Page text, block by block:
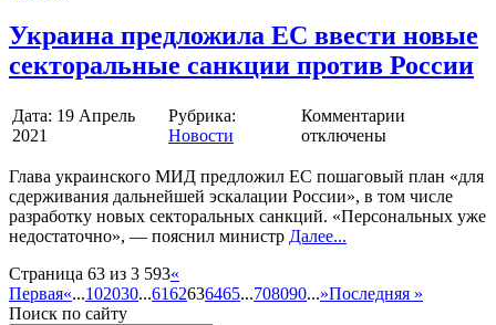
Украина предложила ЕС ввести новые
секторальные санкции против России
Дата: 19 Апрель
2021
Рубрика:
Новости
Комментарии
отключены
Глава украинского МИД предложил ЕС пошаговый план «для
сдерживания дальнейшей эскалации России», в том числе
разработку новых секторальных санкций. «Персональных уже
недостаточно», — пояснил министр Далее...
Страница 63 из 3 593«
Первая«...102030...6162636465...708090...»Последняя »
Поиск по сайту